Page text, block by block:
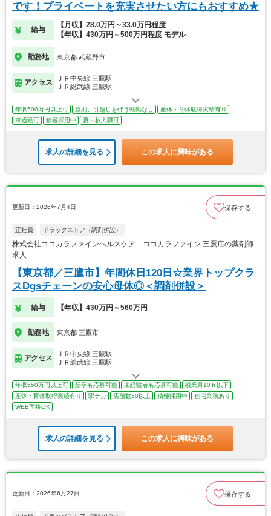
です！プライベートを充実させたい方にもおすすめ★
給与
【月収】28.0万円～33.0万円程度
【年収】430万円～500万円程度 モデル
勤務地 東京都 武蔵野市
アクセス
ＪＲ中央線 三鷹駅
ＪＲ総武線 三鷹駅
年収500万円以上可 原則、引越しを伴う転勤なし
産休・育休取得実績有り
車通勤可
積極採用中 夏～秋入職可
求人の詳細を見る この求人に興味がある
更新日：2026年7月4日 保存する
正社員 ドラッグストア（調剤併設）
株式会社ココカラファインヘルスケア ココカラファイン 三鷹店の薬剤師
求人
【東京都／三鷹市】年間休日120日☆業界トップクラ
スDgsチェーンの安心母体◎＜調剤併設＞
給与 【年収】430万円～560万円
勤務地 東京都 三鷹市
アクセス
ＪＲ中央線 三鷹駅
ＪＲ総武線 三鷹駅
年収550万円以上可 新卒も応募可能 未経験者も応募可能
残業月10ｈ以下
産休・育休取得実績有り
駅チカ 店舗数30以上 積極採用中
在宅業務あり
WEB面接OK
求人の詳細を見る この求人に興味がある
更新日：2026年6月27日 保存する